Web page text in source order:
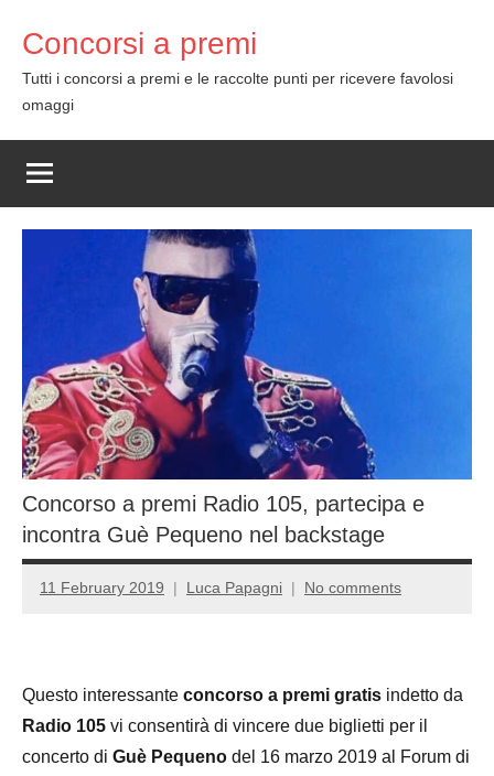
content
Concorsi a premi
Tutti i concorsi a premi e le raccolte punti per ricevere favolosi
omaggi
Concorso a premi Radio 105, partecipa e
incontra Guè Pequeno nel backstage
11 February 2019 Luca Papagni No comments
Questo interessante concorso a premi gratis indetto da
Radio 105 vi consentirà di vincere due biglietti per il
concerto di Guè Pequeno del 16 marzo 2019 al Forum di